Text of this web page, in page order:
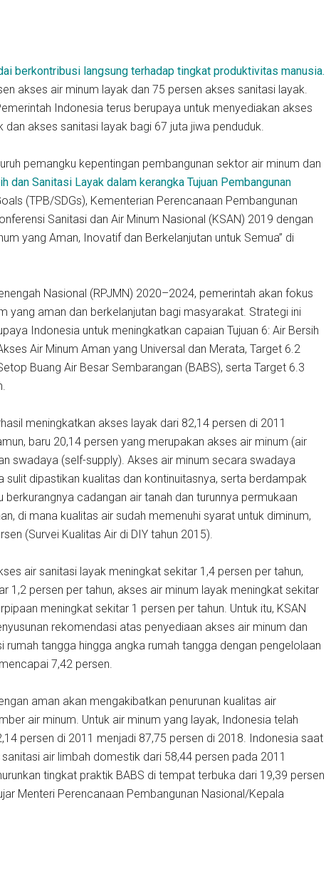
berkontribusi langsung terhadap tingkat produktivitas manusia.
akses air minum layak dan 75 persen akses sanitasi layak.
Indonesia terus berupaya untuk menyediakan akses
akses sanitasi layak bagi 67 juta jiwa penduduk.
pemangku kepentingan pembangunan sektor air minum dan
dan Sanitasi Layak dalam kerangka Tujuan Pembangunan
(TPB/SDGs), Kementerian Perencanaan Pembangunan
Sanitasi dan Air Minum Nasional (KSAN) 2019 dengan
yang Aman, Inovatif dan Berkelanjutan untuk Semua” di
Nasional (RPJMN) 2020–2024, pemerintah akan fokus
yang aman dan berkelanjutan bagi masyarakat. Strategi ini
Indonesia untuk meningkatkan capaian Tujuan 6: Air Bersih
Air Minum Aman yang Universal dan Merata, Target 6.2
Buang Air Besar Sembarangan (BABS), serta Target 6.3
meningkatkan akses layak dari 82,14 persen di 2011
baru 20,14 persen yang merupakan akses air minum (air
swadaya (self-supply). Akses air minum secara swadaya
sulit dipastikan kualitas dan kontinuitasnya, serta berdampak
cadangan air tanah dan turunnya permukaan
di mana kualitas air sudah memenuhi syarat untuk diminum,
(Survei Kualitas Air di DIY tahun 2015).
air sanitasi layak meningkat sekitar 1,4 persen per tahun,
1,2 persen per tahun, akses air minum layak meningkat sekitar
meningkat sekitar 1 persen per tahun. Untuk itu, KSAN
rekomendasi atas penyediaan akses air minum dan
tangga hingga angka rumah tangga dengan pengelolaan
7,42 persen.
aman akan mengakibatkan penurunan kualitas air
air minum. Untuk air minum yang layak, Indonesia telah
persen di 2011 menjadi 87,75 persen di 2018. Indonesia saat
air limbah domestik dari 58,44 persen pada 2011
tingkat praktik BABS di tempat terbuka dari 19,39 persen
Menteri Perencanaan Pembangunan Nasional/Kepala